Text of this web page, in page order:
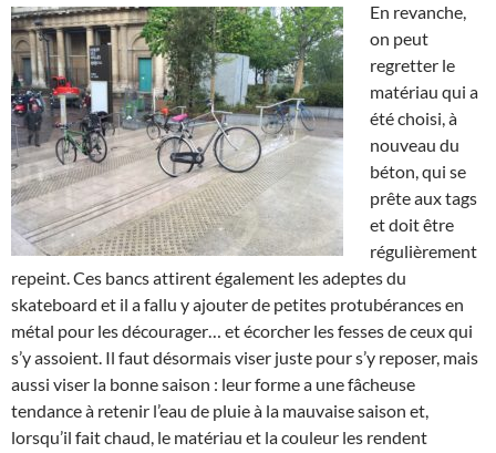
En revanche,
on peut
regretter le
matériau qui a
été choisi, à
nouveau du
béton, qui se
prête aux tags
et doit être
régulièrement
repeint. Ces bancs attirent également les adeptes du
skateboard et il a fallu y ajouter de petites protubérances en
métal pour les décourager… et écorcher les fesses de ceux qui
s’y assoient. Il faut désormais viser juste pour s’y reposer, mais
aussi viser la bonne saison : leur forme a une fâcheuse
tendance à retenir l’eau de pluie à la mauvaise saison et,
lorsqu’il fait chaud, le matériau et la couleur les rendent